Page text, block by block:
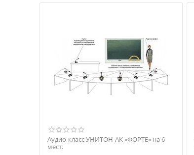
Аудио-класс УНИТОН-АК «ФОРТЕ» на 6
мест.